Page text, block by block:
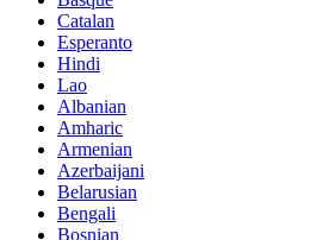
Catalan
Esperanto
Hindi
Lao
Albanian
Amharic
Armenian
Azerbaijani
Belarusian
Bengali
Bosnian